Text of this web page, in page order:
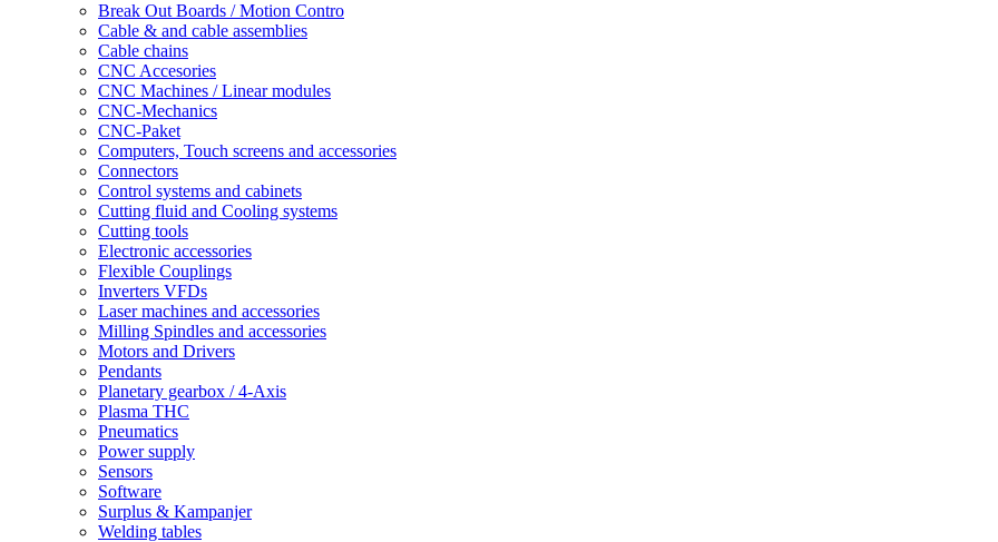
Break Out Boards / Motion Contro
Cable & and cable assemblies
Cable chains
CNC Accesories
CNC Machines / Linear modules
CNC-Mechanics
CNC-Paket
Computers, Touch screens and accessories
Connectors
Control systems and cabinets
Cutting fluid and Cooling systems
Cutting tools
Electronic accessories
Flexible Couplings
Inverters VFDs
Laser machines and accessories
Milling Spindles and accessories
Motors and Drivers
Pendants
Planetary gearbox / 4-Axis
Plasma THC
Pneumatics
Power supply
Sensors
Software
Surplus & Kampanjer
Welding tables